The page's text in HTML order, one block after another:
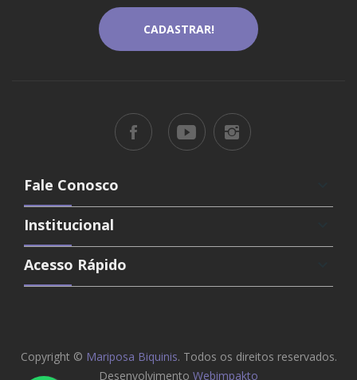
Fale Conosco
Institucional
Acesso Rápido
Copyright © Mariposa Biquinis. Todos os direitos reservados.
Desenvolvimento Webimpakto